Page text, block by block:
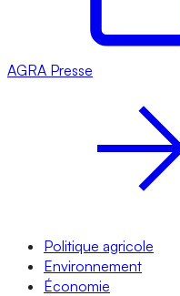
AGRA Presse
Politique agricole
Environnement
Économie